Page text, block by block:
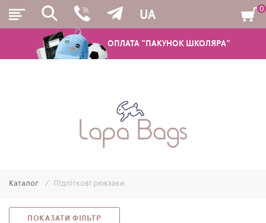
ОПЛАТА "ПАКУНОК ШКОЛЯРА"
UA
ШКІЛЬНІ РЮКЗАКИ ТА РАНЦІ
МОЛОДІЖНІ РЮКЗАКИ
ПЕНАЛИ
0
Каталог Підліткові рюкзаки
ПОКАЗАТИ ФІЛЬТР